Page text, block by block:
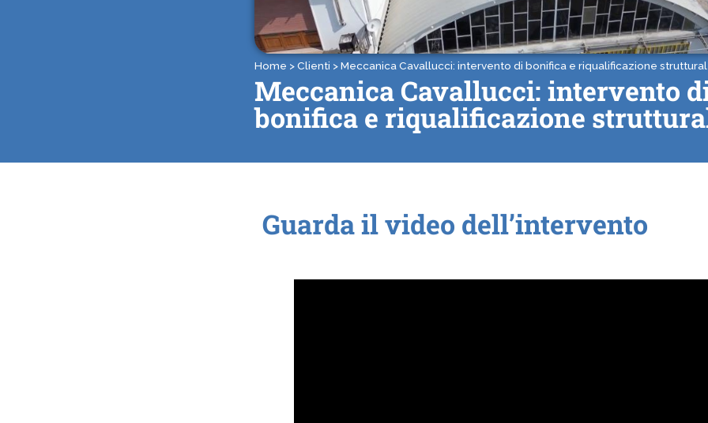
Home >Clienti >Meccanica Cavallucci: intervento di bonifica e riqualificazione
Meccanica Cavallucci: intervento
bonifica e riqualificazione
Guarda il video dell’intervento